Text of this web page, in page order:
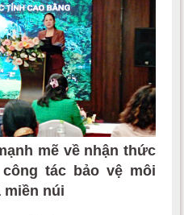
mẽ về nhận thức
tác bảo vệ môi
miền núi